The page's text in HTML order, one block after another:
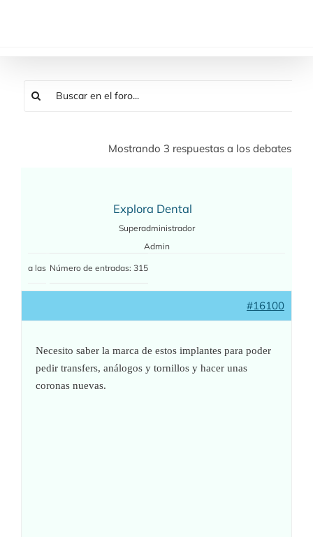
Mostrando 3 respuestas a los debates
Explora Dental
Superadministrador
Admin
a las Número de entradas: 315
#16100
Necesito saber la marca de estos implantes para poder
pedir transfers, análogos y tornillos y hacer unas
coronas nuevas.